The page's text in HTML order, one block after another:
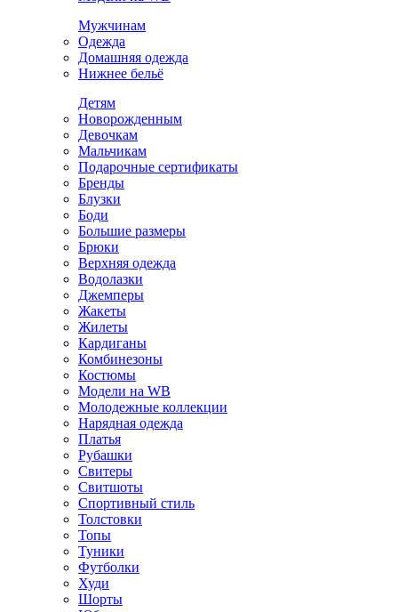
Мужчинам
Одежда
Домашняя одежда
Нижнее бельё
Детям
Новорожденным
Девочкам
Мальчикам
Подарочные сертификаты
Бренды
Блузки
Боди
Большие размеры
Брюки
Верхняя одежда
Водолазки
Джемперы
Жакеты
Жилеты
Кардиганы
Комбинезоны
Костюмы
Модели на WB
Молодежные коллекции
Нарядная одежда
Платья
Рубашки
Свитеры
Свитшоты
Спортивный стиль
Толстовки
Топы
Туники
Футболки
Худи
Шорты